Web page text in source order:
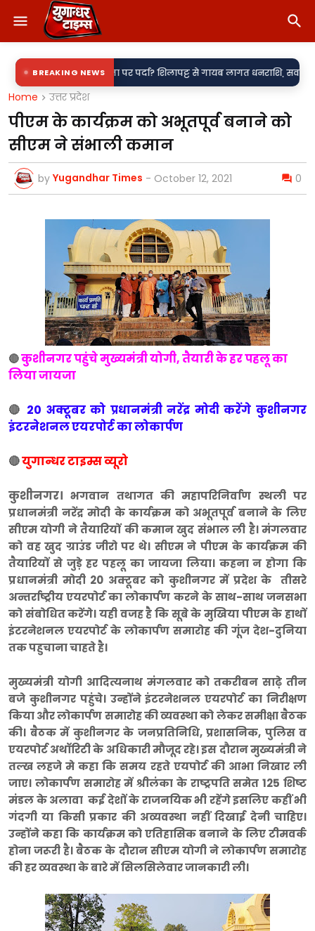
BREAKING NEWS
पारदर्शिता पर पर्दा? शिलापट्ट से गायब लागत धनराशि, सवालों के घेरे में नगर
Home उत्तर प्रदेश
पीएम के कार्यक्रम को अभूतपूर्व बनाने को
सीएम ने संभाली कमान
by Yugandhar Times - October 12, 2021 0
🔴कुशीनगर पहुंचे मुख्यमंत्री योगी, तैयारी के हर पहलू का
लिया जायजा
🔴 20 अक्टूबर को प्रधानमंत्री नरेंद्र मोदी करेंगे कुशीनगर
इंटरनेशनल एयरपोर्ट का लोकार्पण
🔴युगान्धर टाइम्स व्यूरो
कुशीनगर।भगवान तथागत की महापरिनिर्वाण स्थली पर
प्रधानमंत्री नरेंद्र मोदी के कार्यक्रम को अभूतपूर्व बनाने के लिए
सीएम योगी ने तैयारियों की कमान खुद संभाल ली है। मंगलवार
को वह खुद ग्राउंड जीरो पर थे। सीएम ने पीएम के कार्यक्रम की
तैयारियों से जुड़े हर पहलू का जायजा लिया। कहना न होगा कि
प्रधानमंत्री मोदी 20 अक्टूबर को कुशीनगर में प्रदेश के तीसरे
अन्तर्राष्ट्रीय एयरपोर्ट का लोकार्पण करने के साथ-साथ जनसभा
को संबोधित करेंगे। यही वजह है कि सूबे के मुखिया पीएम के हाथों
इंटरनेशनल एयरपोर्ट के लोकार्पण समारोह की गूंज देश-दुनिया
तक पहुचाना चाहते है।
मुख्यमंत्री योगी आदित्यनाथ मंगलवार को तकरीबन साढ़े तीन
बजे कुशीनगर पहुंचे। उन्होंने इंटरनेशनल एयरपोर्ट का निरीक्षण
किया और लोकार्पण समारोह की व्यवस्था को लेकर समीक्षा बैठक
की। बैठक में कुशीनगर के जनप्रतिनिधि, प्रशासनिक, पुलिस व
एयरपोर्ट अथॉरिटी के अधिकारी मौजूद रहे। इस दौरान मुख्यमंत्री ने
तल्ख लहजे मे कहा कि समय रहते एयपोर्ट की आभा निखार ली
जाए। लोकार्पण समारोह में श्रीलंका के राष्ट्रपति समेत 125 शिष्ट
मंडल के अलावा कई देशों के राजनयिक भी रहेंगे इसलिए कहीं भी
गंदगी या किसी प्रकार की अव्यवस्था नहीं दिखाई देनी चाहिए।
उन्होंने कहा कि कार्यक्रम को एतिहासिक बनाने के लिए टीमवर्क
होना जरूरी है। बैठक के दौरान सीएम योगी ने लोकार्पण समारोह
की हर व्यवस्था के बारे में सिलसिलेवार जानकारी ली।